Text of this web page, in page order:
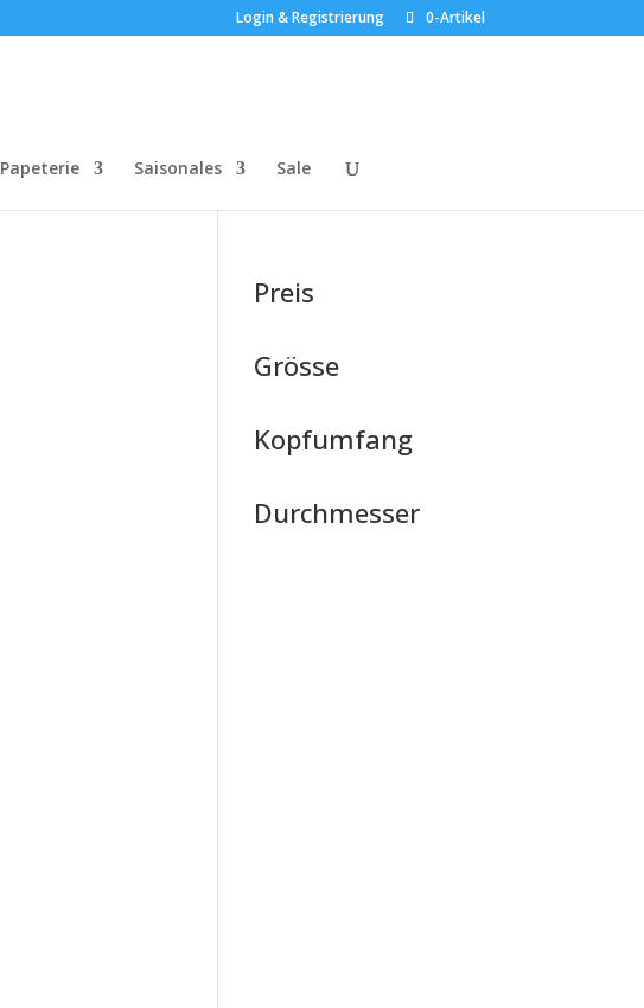
Login & Registrierung 0-Artikel
Papeterie Saisonales Sale
Preis
Grösse
Kopfumfang
Durchmesser